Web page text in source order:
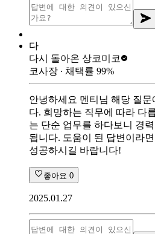
다
다시 돌아온 상코미코
코사장 ∙ 채택률 99%
안녕하세요 멘티님 해당 질문
다. 희망하는 직무에 따라 다
는 단순 업무를 하다보니 경
됩니다. 도움이 된 답변이라
성공하시길 바랍니다!
좋아요 0
2025.01.27